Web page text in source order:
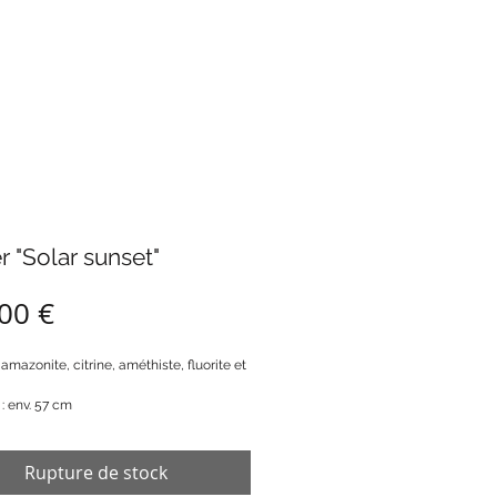
"Solar sunset"
€Prix
citrine, améthiste, fluorite et
env. 57 cm
Rupture de stock